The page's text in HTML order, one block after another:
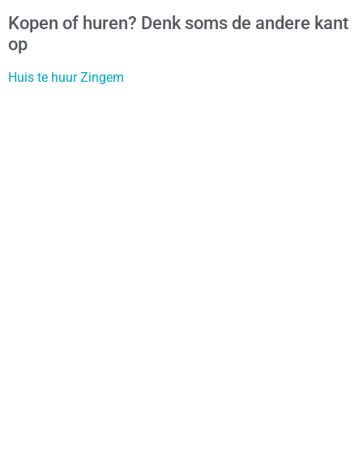
Kopen of huren? Denk soms de andere kant
op
Huis te huur Zingem